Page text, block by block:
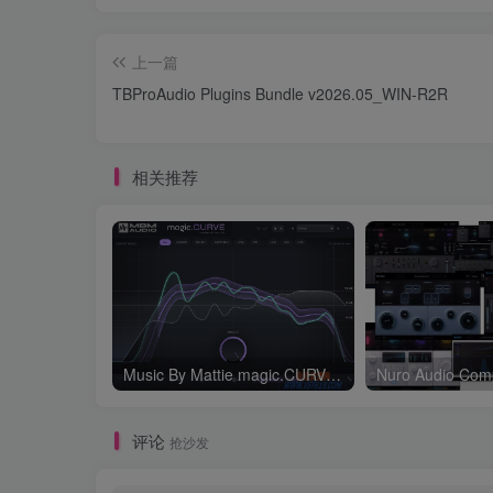
上一篇
TBProAudio Plugins Bundle v2026.05_WIN-R2R
相关推荐
Music By Mattie magic.CURVE v1.0.2-WIN
评论 抢沙发